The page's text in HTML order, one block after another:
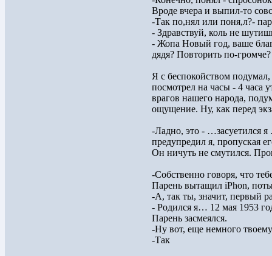
Вроде вчера и выпил-то
-Так по,нял или поня,л?-
- Здравствуй, коль не
- Жопа Новый год, ваше
дядя? Повторить по-громче?
Я с беспокойством подумал,
посмотрел на часы - 4 часа
врагов нашего народа,
ощущение. Ну, как перед
-Ладно, это - …засуетился
предупредил я, пропуская
Он ничуть не смутился.
-Собственно говоря, что
Парень вытащил iPhon,
-А, так ты, значит, первый
- Родился я… 12 мая 1953
Парень засмеялся.
-Ну вот, еще немного
-Так